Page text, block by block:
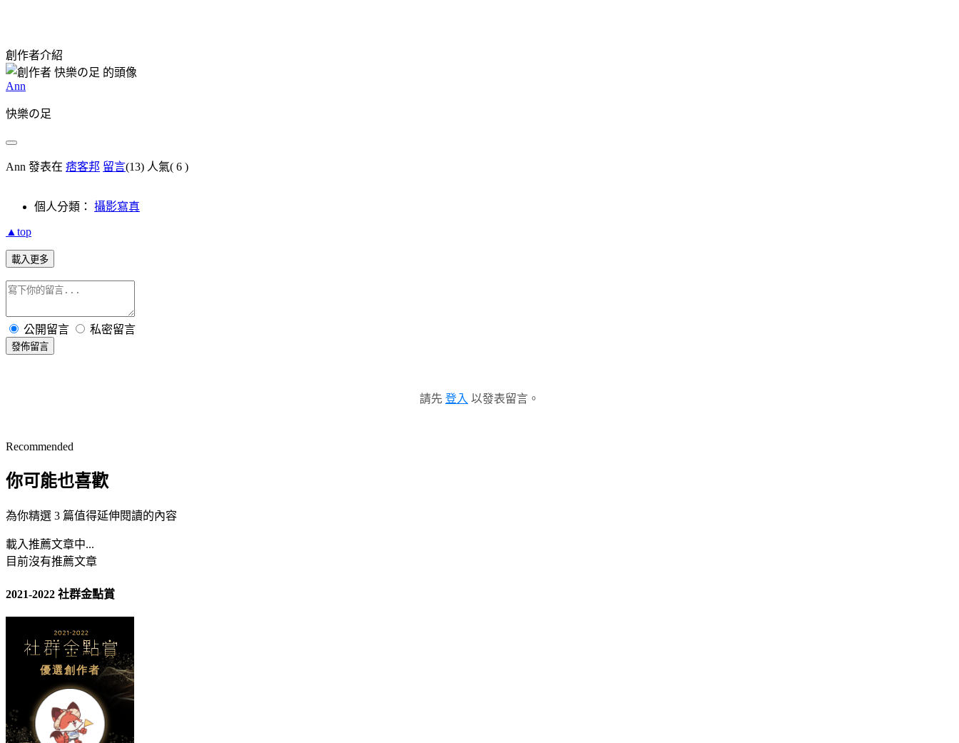
創作者介紹
Ann
快樂の足
Ann 發表在 痞客邦 留言(13) 人氣( 6 )
個人分類： 攝影寫真
▲top
載入更多
公開留言 私密留言
發佈留言
請先 登入 以發表留言。
Recommended
你可能也喜歡
為你精選 3 篇值得延伸閱讀的內容
載入推薦文章中...
目前沒有推薦文章
2021-2022 社群金點賞